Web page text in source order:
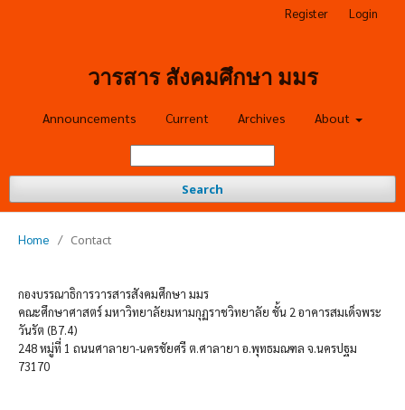
วารสาร สังคมศึกษา มมร
Announcements Current Archives About
Search
Register Login
Home / Contact
กองบรรณาธิการวารสารสังคมศึกษา มมร
คณะศึกษาศาสตร์ มหาวิทยาลัยมหามกุฏราชวิทยาลัย ชั้น 2 อาคารสมเด็จพระ
วันรัต (B7.4)
248 หมู่ที่ 1 ถนนศาลายา-นครชัยศรี ต.ศาลายา อ.พุทธมณฑล จ.นครปฐม
73170